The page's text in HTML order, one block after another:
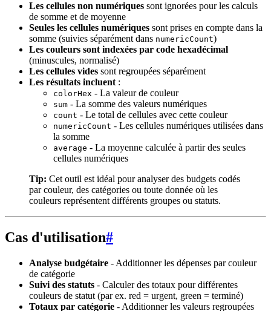
Les cellules non numériques sont ignorées pour les calculs
de somme et de moyenne
Seules les cellules numériques sont prises en compte dans la
somme (suivies séparément dans numericCount)
Les couleurs sont indexées par code hexadécimal
(minuscules, normalisé)
Les cellules vides sont regroupées séparément
Les résultats incluent:
colorHex - La valeur de couleur
sum - La somme des valeurs numériques
count - Le total de cellules avec cette couleur
numericCount - Les cellules numériques utilisées dans
la somme
average - La moyenne calculée à partir des seules
cellules numériques
Tip: Cet outil est idéal pour analyser des budgets codés
par couleur, des catégories ou toute donnée où les
couleurs représentent différents groupes ou statuts.
Cas d'utilisation#
Analyse budgétaire - Additionner les dépenses par couleur
de catégorie
Suivi des statuts - Calculer des totaux pour différentes
couleurs de statut (par ex. red = urgent, green = terminé)
Totaux par catégorie - Additionner les valeurs regroupées